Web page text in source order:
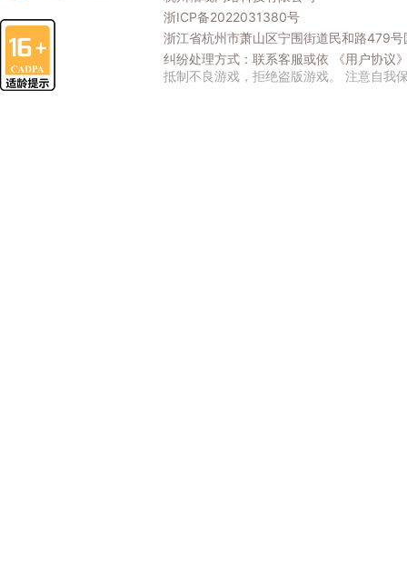
浙ICP备2022031380号
浙江省杭州市萧山区宁围街道民和路479
纠纷处理方式：联系客服或依
《用户协议
抵制不良游戏，拒绝盗版游戏。 注意自我